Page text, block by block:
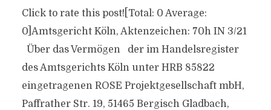
Click to rate this post![Total: 0 Average:
0]Amtsgericht Köln, Aktenzeichen: 70h IN 3/21
Über das Vermögen der im Handelsregister
des Amtsgerichts Köln unter HRB 85822
eingetragenen ROSE Projektgesellschaft mbH,
Paffrather Str. 19, 51465 Bergisch Gladbach,